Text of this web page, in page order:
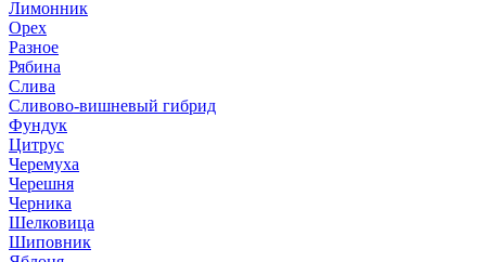
Лимонник
Орех
Разное
Рябина
Слива
Сливово-вишневый гибрид
Фундук
Цитрус
Черемуха
Черешня
Черника
Шелковица
Шиповник